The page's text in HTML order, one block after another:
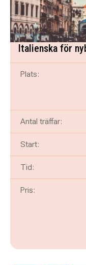
Italienska för
Plats:
Antal träffar:
Start:
Tid:
Pris: